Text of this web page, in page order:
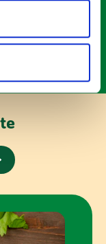
momento
media e per
inoltre
dei dati web,
o che hanno